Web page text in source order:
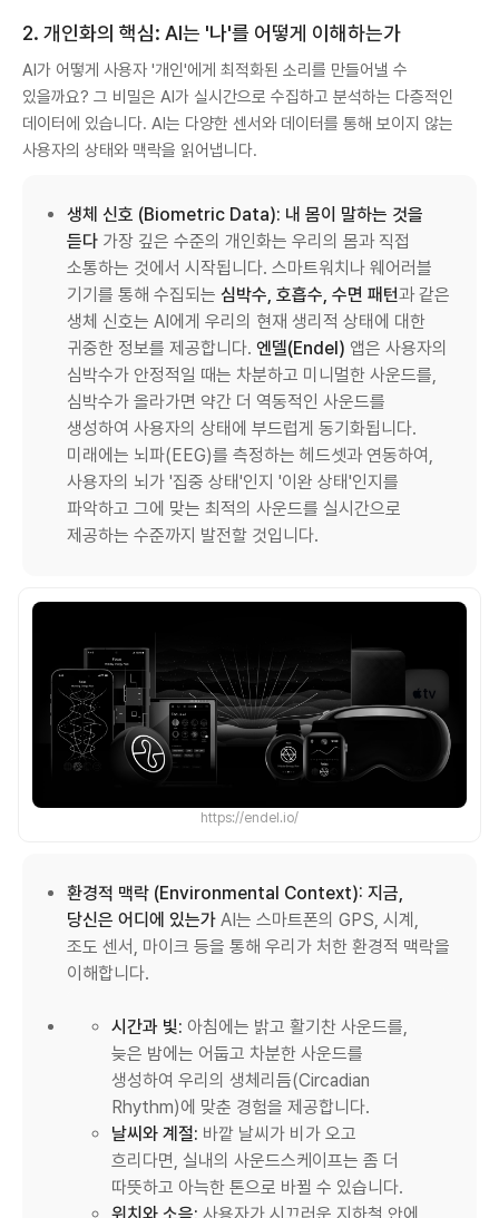
2. 개인화의 핵심: AI는 '나'를 어떻게 이해하는가
AI가 어떻게 사용자 '개인'에게 최적화된 소리를 만들어낼 수
있을까요? 그 비밀은 AI가 실시간으로 수집하고 분석하는 다층적인
데이터에 있습니다. AI는 다양한 센서와 데이터를 통해 보이지 않는
사용자의 상태와 맥락을 읽어냅니다.
생체 신호 (Biometric Data): 내 몸이 말하는 것을
듣다 가장 깊은 수준의 개인화는 우리의 몸과 직접
소통하는 것에서 시작됩니다. 스마트워치나 웨어러블
기기를 통해 수집되는 심박수, 호흡수, 수면 패턴과 같은
생체 신호는 AI에게 우리의 현재 생리적 상태에 대한
귀중한 정보를 제공합니다. 엔델(Endel) 앱은 사용자의
심박수가 안정적일 때는 차분하고 미니멀한 사운드를,
심박수가 올라가면 약간 더 역동적인 사운드를
생성하여 사용자의 상태에 부드럽게 동기화됩니다.
미래에는 뇌파(EEG)를 측정하는 헤드셋과 연동하여,
사용자의 뇌가 '집중 상태'인지 '이완 상태'인지를
파악하고 그에 맞는 최적의 사운드를 실시간으로
제공하는 수준까지 발전할 것입니다.
https://endel.io/
환경적 맥락 (Environmental Context): 지금,
당신은 어디에 있는가 AI는 스마트폰의 GPS, 시계,
조도 센서, 마이크 등을 통해 우리가 처한 환경적 맥락을
이해합니다.
시간과 빛: 아침에는 밝고 활기찬 사운드를,
늦은 밤에는 어둡고 차분한 사운드를
생성하여 우리의 생체리듬(Circadian
Rhythm)에 맞춘 경험을 제공합니다.
날씨와 계절: 바깥 날씨가 비가 오고
흐리다면, 실내의 사운드스케이프는 좀 더
따뜻하고 아늑한 톤으로 바뀔 수 있습니다.